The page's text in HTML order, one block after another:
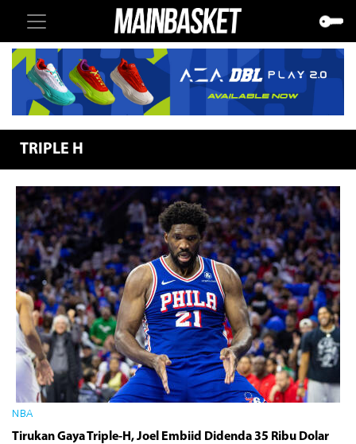
TRIPLE H
NBA
Tirukan Gaya Triple-H, Joel Embiid Didenda 35 Ribu Dolar